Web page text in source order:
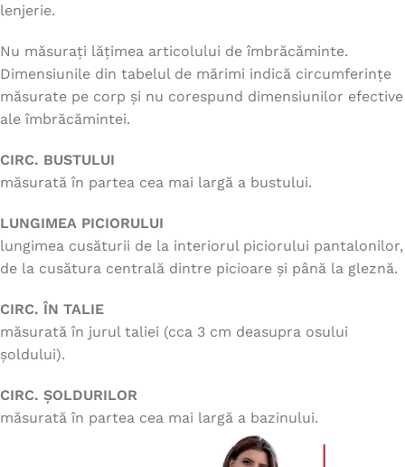
lenjerie.
Nu măsurați lățimea articolului de îmbrăcăminte.
Dimensiunile din tabelul de mărimi indică circumferințe
măsurate pe corp și nu corespund dimensiunilor efective
ale îmbrăcămintei.
CIRC. BUSTULUI
măsurată în partea cea mai largă a bustului.
LUNGIMEA PICIORULUI
lungimea cusăturii de la interiorul piciorului pantalonilor,
de la cusătura centrală dintre picioare și până la gleznă.
CIRC. ÎN TALIE
măsurată în jurul taliei (cca 3 cm deasupra osului
șoldului).
CIRC. ȘOLDURILOR
măsurată în partea cea mai largă a bazinului.